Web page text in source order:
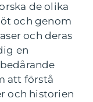
de olika
och genom
och deras
en
att förstå
och historien